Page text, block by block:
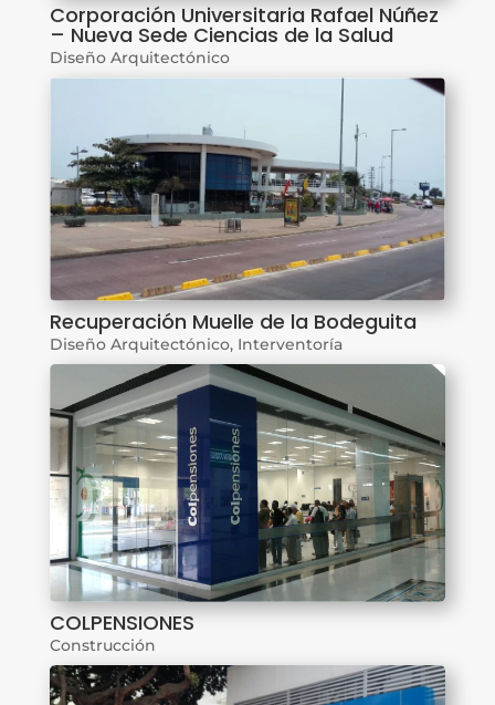
Corporación Universitaria Rafael Núñez
– Nueva Sede Ciencias de la Salud
Diseño Arquitectónico
Recuperación Muelle de la Bodeguita
Diseño Arquitectónico, Interventoría
COLPENSIONES
Construcción